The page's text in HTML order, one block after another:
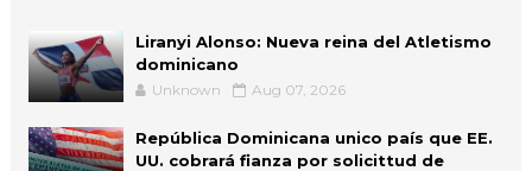
Liranyi Alonso: Nueva reina del Atletismo
dominicano
Unknown Aug 07, 2026
República Dominicana unico país que EE.
UU. cobrará fianza por solicittud de